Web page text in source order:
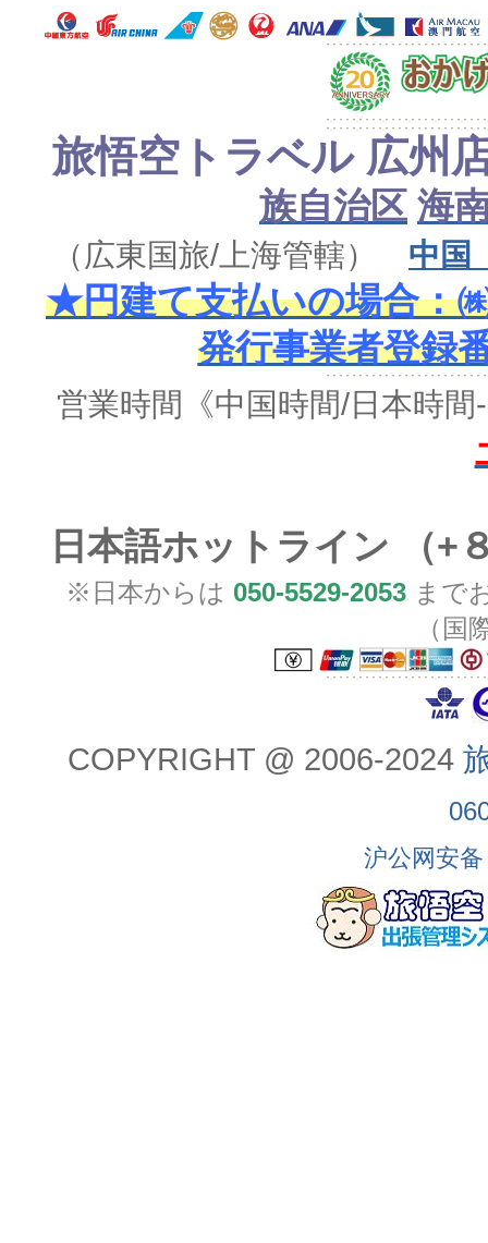
旅悟空トラベル 広州
族自治区 海
（広東国旅/上海管轄） 中国
★円建て支払いの場合：
発行事業者登録
営業時間 《中国時間/日本時
日本語ホットライン （+
※日本からは 050-5529-2053 まで
（国
COPYRIGHT @ 2006-2024
沪公网安